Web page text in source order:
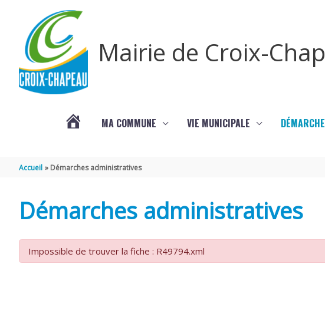
Mairie de Croix-
MA COMMUNE VIE MUNICIPALE
Accueil Démarches administratives
Démarches administratives
Impossible de trouver la fiche : R49794.xml